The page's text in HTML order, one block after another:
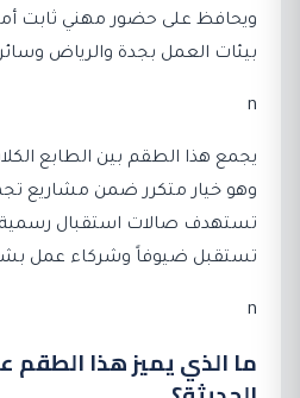
ويحافظ على حضور مهني ثابت
بيئات العمل بجدة والرياض
n
يجمع هذا الطقم بين الطابع
وهو خيار متكرر ضمن مشاريع
تستهدف صالات استقبال رسمية
تستقبل ضيوفاً وشركاء عمل
n
ما الذي يميز هذا الطقم